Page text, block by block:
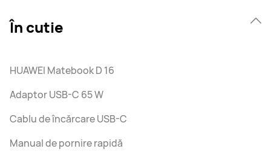
În cutie
HUAWEI Matebook D 16
Adaptor USB-C 65 W
Cablu de încărcare USB-C
Manual de pornire rapidă